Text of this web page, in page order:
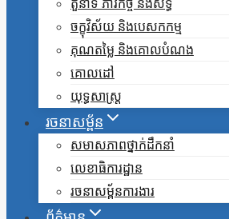
តួនាទី ភារកិច្ច និងសិទ្ធិ
ចក្ខុវិស័យ និងបេសកកម្ម
គុណតម្លៃ និងគោលបំណង
គោលដៅ
យុទ្ធសាស្ត្រ
រចនាសម្ព័ន
សមាសភាពថ្នាក់ដឹកនាំ
លេខាធិការដ្ឋាន
រចនាសម្ព័នការងារ